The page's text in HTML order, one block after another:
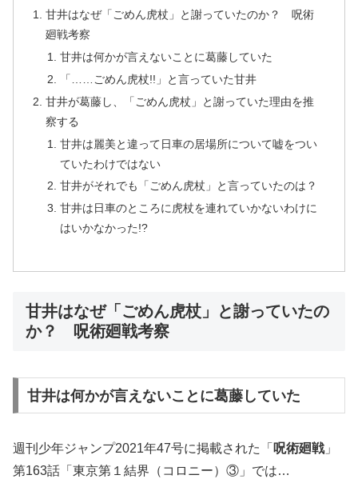
甘井はなぜ「ごめん虎杖」と謝っていたのか？ 呪術
廻戦考察
甘井は何かが言えないことに葛藤していた
「……ごめん虎杖!!」と言っていた甘井
甘井が葛藤し、「ごめん虎杖」と謝っていた理由を推
察する
甘井は麗美と違って日車の居場所について嘘をつい
ていたわけではない
甘井がそれでも「ごめん虎杖」と言っていたのは？
甘井は日車のところに虎杖を連れていかないわけに
はいかなかった!?
甘井はなぜ「ごめん虎杖」と謝っていたの
か？ 呪術廻戦考察
甘井は何かが言えないことに葛藤していた
週刊少年ジャンプ2021年47号に掲載された「 呪術廻戦」
第163話「東京第１結界（コロニー）③」では…